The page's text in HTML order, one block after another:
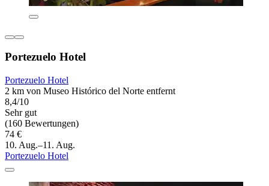
Portezuelo Hotel
Portezuelo Hotel
2 km von Museo Histórico del Norte entfernt
8,4/10
Sehr gut
(160 Bewertungen)
74 €
10. Aug.–11. Aug.
Portezuelo Hotel